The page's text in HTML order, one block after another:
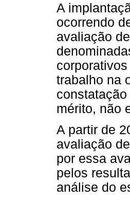
A
ocorrendo
avaliação
trabalho na
mérito, não
A partir de
avaliação
por essa
pelos
análise do